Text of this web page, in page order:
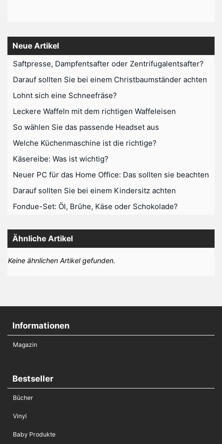
Neue Artikel
Saftpresse, Dampfentsafter oder Zentrifugalentsafter?
Darauf sollten Sie bei einem Christbaumständer achten
Lohnt sich eine Schneefräse?
Leckere Waffeln mit dem richtigen Waffeleisen
So wählen Sie das passende Headset aus
Welche Küchenmaschine ist die richtige?
Käsereibe: Was ist wichtig?
Neuer PC für das Home Office: Das sollten sie beachten
Darauf sollten Sie bei einem Kindersitz achten
Fondue-Set: Öl, Brühe, Käse oder Schokolade?
Ähnliche Artikel
Keine ähnlichen Artikel gefunden.
Informationen
Magazin
Bestseller
Bücher
Vinyl
Baby Produkte